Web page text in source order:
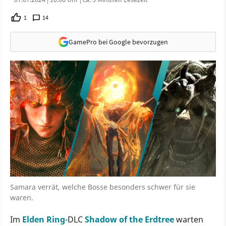
1 14
GamePro bei Google bevorzugen
Samara verrät, welche Bosse besonders schwer für sie
waren.
Im Elden Ring-DLCShadow of the Erdtreewarten